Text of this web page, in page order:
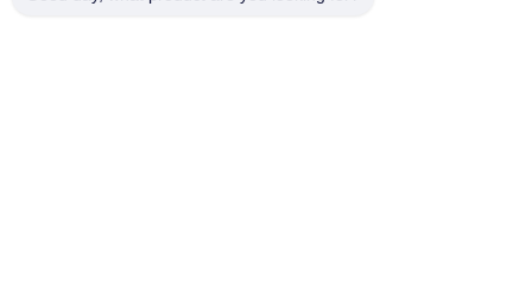
NO.55 XINSHENG WEG, WUJIN-DISTRICT, CHANGZHOU-